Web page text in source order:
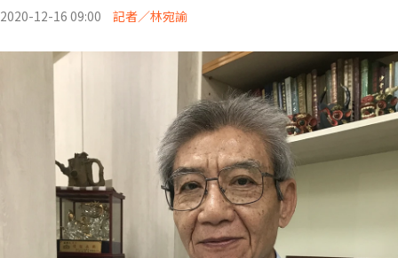
2020-12-16 09:00 記者／林宛諭